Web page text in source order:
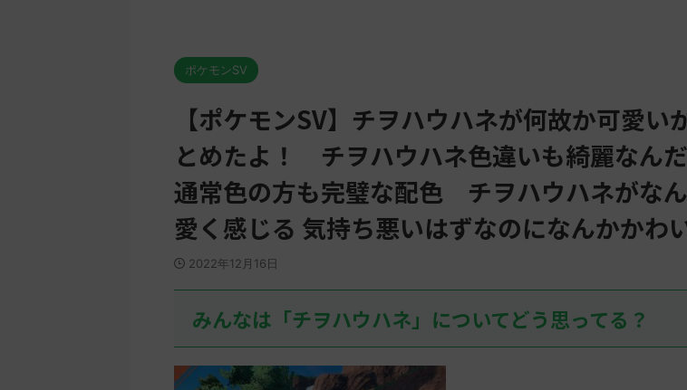
ポケモンSV
【ポケモンSV】チヲハウハネが何故か可愛い
とめたよ！ チヲハウハネ色違いも綺麗なん
通常色の方も完璧な配色 チヲハウハネがな
愛く感じる 気持ち悪いはずなのになんかかわ
2022年12月16日
みんなは「チヲハウハネ」についてどう思ってる？